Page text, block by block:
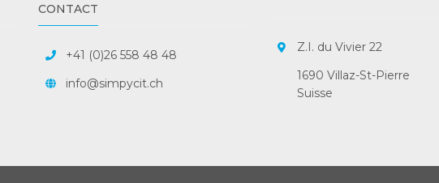
CONTACT
+41 (0)26 558 48 48
info@simpycit.ch
Z.I. du Vivier 22
1690 Villaz-St-Pierre
Suisse